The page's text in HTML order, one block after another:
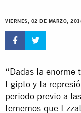
VIERNES, 02 DE MARZO,
“Dadas la
Egipto y la
periodo previo a
tememos que